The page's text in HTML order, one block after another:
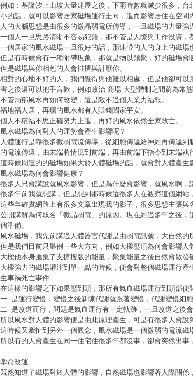
例如：基隆汐止山坡大量建屋之後，下雨時數就減少很多，台
小的話，就可以影響居家磁場運行走向，進而影響居住在空間
人的大腦思想是由很多的微晶弱電所傳導，一旦磁場的力量
一個人一旦思路清晰不容易犯錯，那不管是人際與工作投資，
一個居家的風水磁場一旦很好的話，那連帶的人的身上的磁
但是有時候會有一種附帶現象，那就是物以類聚，好的磁場會
但是磁場與你相剋的人會排擠與討厭你。
相對的心地不好的人，我們覺得與他難以相處，但是他卻可
害之後還可以把手言歡，例如政治 商場 大型體制之間蔚為常
不管局部風水再如何改變，還是敵不過個人業力福報。
福地福人居，再爛的風水都有人賺錢闔家平安。
個人不積福不思正確努力上進，再好的風水依然全家敗亡。
風水磁場為何對人的運勢會產生影響呢？
人體運行是靠很多微弱電流傳導，從細胞傳遞給神經再傳遞
的電流傳遞，由末端將情況到前端，再由前端下指令到末端執
這時候周遭的的磁場如果大於人體磁場的話，就會對人體產生
風水磁場為何會影響健康？
很多人只會講說就風水影響，但是為什麼會影響，就風水啊，
很多年前我就想講，但是想到那時候還很多人在觀察這個網站
這些年確實網路上有很多文章出現我的影子，很多思想主張
公開講解為何取名「微晶弱電」的原因。現在經過多年之後
個準備。
風水磁場，我先前講過人體器官代謝是由弱電訊號，大自然
但是我們目前只舉例一些大方向，例如大樑壓頂為何會影響人
大樑他本身匯集了支撐樓版的能量，聚集能量之後自然會散
大樑強力的磁場灌注到單一點的時候，便會對整個磁場運行
生車禍死亡事件
在這樣的影響之下如果壓到頭，那所有氣血磁場運行到頭部便
一 是運行變慢，變慢之後新陳代謝就跟著變慢，代謝變慢細
二 是改道而行，問題是氣血運行有一定軌跡，一旦改道之後
所以風水對人體的影響便是由此原理產生，可是有很多人會
這時候又牽扯到另外一個觀念，風水磁場是一個微弱的電流
所以有的人會產生在同一住宅住很多年都沒事，卻會突然出事
掌命改運
既然知道了磁場對於人體的影響，自然磁場也影響著人際關